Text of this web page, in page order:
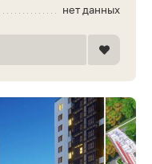
нет данных